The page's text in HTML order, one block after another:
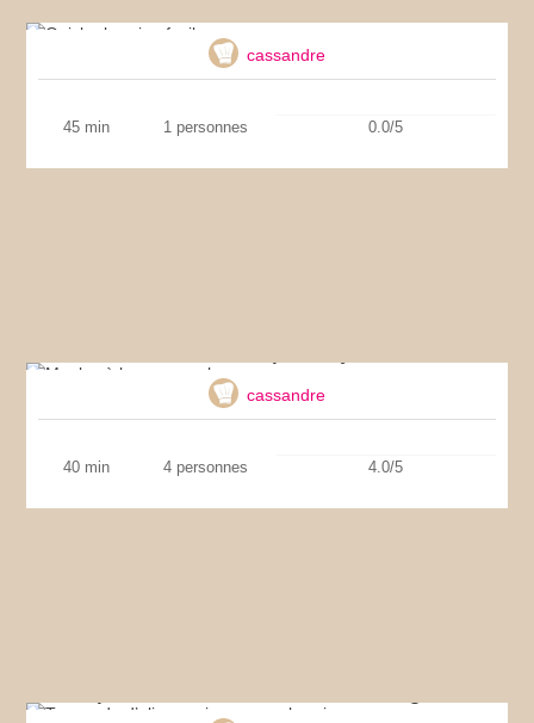
cassandre
45 min 1 personnes 0.0/5
cassandre
40 min 4 personnes 4.0/5